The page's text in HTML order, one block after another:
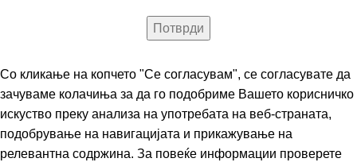
Со кликање на копчето "Се согласувам", се согласувате да
зачуваме колачиња за да го подобриме Вашето корисничко
искуство преку анализа на употребата на веб-страната,
подобрување на навигацијата и прикажување на
релевантна содржина. За повеќе информации проверете